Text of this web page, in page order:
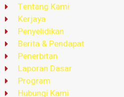
Tentang Kami
Kerjaya
Penyelidikan
Berita & Pendapat
Penerbitan
Laporan Dasar
Program
Hubungi Kami